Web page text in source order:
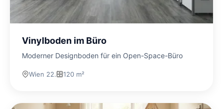
Vinylboden im Büro
Moderner Designboden für ein Open-Space-Büro
Wien 22. 120 m²